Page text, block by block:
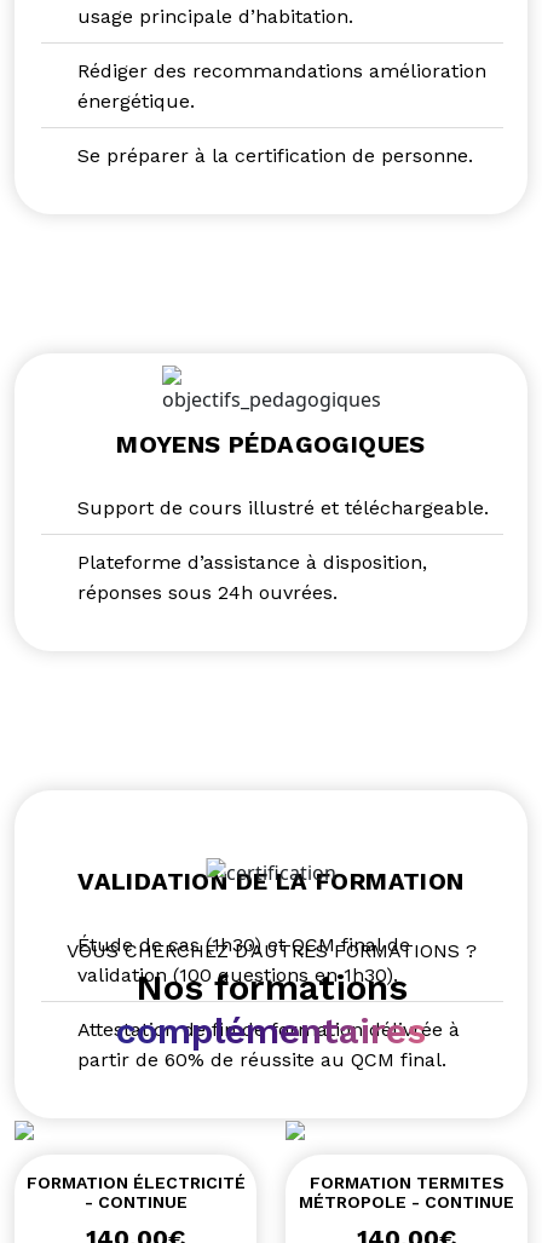
usage principale d’habitation.
Rédiger des recommandations amélioration
énergétique.
Se préparer à la certification de personne.
MOYENS PÉDAGOGIQUES
Support de cours illustré et téléchargeable.
Plateforme d’assistance à disposition,
réponses sous 24h ouvrées.
VALIDATION DE LA FORMATION
Étude de cas (1h30) et QCM final de
validation (100 questions en 1h30).
Attestation de fin de formation délivrée à
partir de 60% de réussite au QCM final.
VOUS CHERCHEZ D’AUTRES FORMATIONS ?
Nos formations
complémentaires
FORMATION ÉLECTRICITÉ
- CONTINUE
FORMATION TERMITES
MÉTROPOLE - CONTINUE